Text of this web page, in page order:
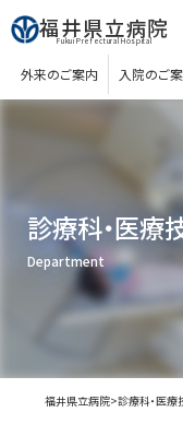
福井県立病院
Fukui Prefectural Hospital
外来のご案内 入院のご
診療科・医療
Department
福井県立病院>診療科・医療